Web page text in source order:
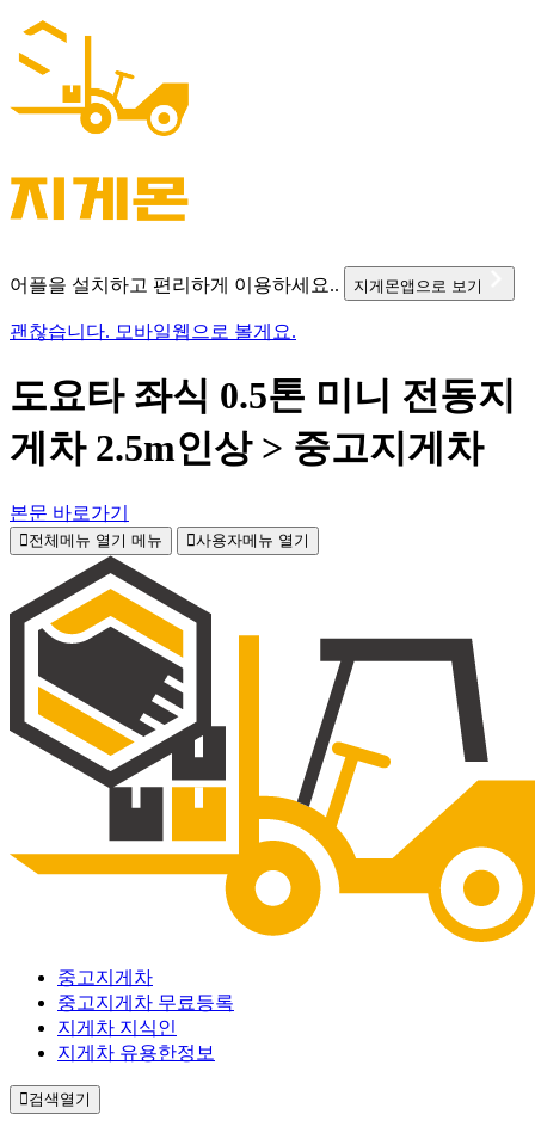
어플을 설치하고 편리하게 이용하세요.. 지게몬앱으로 보기
괜찮습니다. 모바일웹으로 볼게요.
도요타 좌식 0.5톤 미니 전동지
게차 2.5m인상 > 중고지게차
본문 바로가기
전체메뉴 열기 메뉴 사용자메뉴 열기
중고지게차
중고지게차 무료등록
지게차 지식인
지게차 유용한정보
검색열기